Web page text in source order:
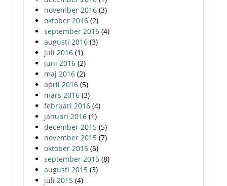
november 2016 (3)
oktober 2016 (2)
september 2016 (4)
augusti 2016 (3)
juli 2016 (1)
juni 2016 (2)
maj 2016 (2)
april 2016 (5)
mars 2016 (3)
februari 2016 (4)
januari 2016 (1)
december 2015 (5)
november 2015 (7)
oktober 2015 (6)
september 2015 (8)
augusti 2015 (3)
juli 2015 (4)